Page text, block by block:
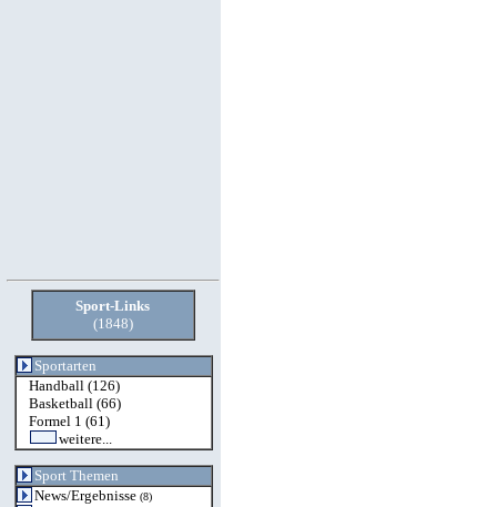
Sport-Links
(1848)
Sportarten
Handball(126)
Basketball (66)
Formel 1 (61)
weitere...
Sport Themen
News/Ergebnisse(8)